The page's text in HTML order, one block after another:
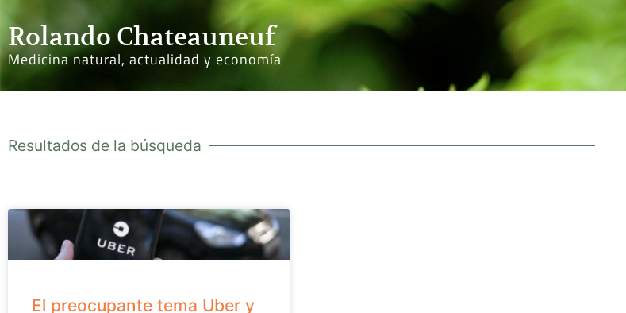
Rolando Chateauneuf
Medicina natural, actualidad y economía
Resultados de la búsqueda
El preocupante tema Uber y